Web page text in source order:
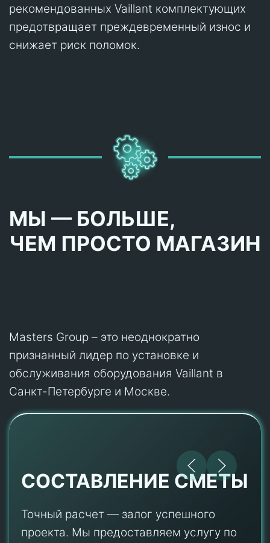
рекомендованных Vaillant комплектующих
предотвращает преждевременный износ и
снижает риск поломок.
МЫ — БОЛЬШЕ,
ЧЕМ ПРОСТО МАГАЗИН
Masters Group – это неоднократно
признанный лидер по установке и
обслуживания оборудования Vaillant в
Санкт-Петербурге и Москве.
СОСТАВЛЕНИЕ СМЕТЫ
Точный расчет — залог успешного
проекта. Мы предоставляем услугу по